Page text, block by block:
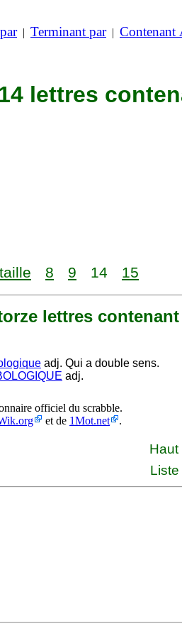
| Terminant par| Contenant
lettres
8 9 14 15
lettres contenant
adj. Qui a double sens.
adj.
officiel du scrabble.
et de 1Mot.net .
Haut